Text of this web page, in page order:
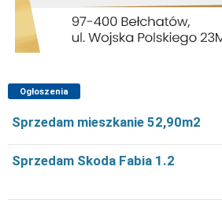
Ogłoszenia
Sprzedam mieszkanie 52,90m2
Sprzedam Skoda Fabia 1.2